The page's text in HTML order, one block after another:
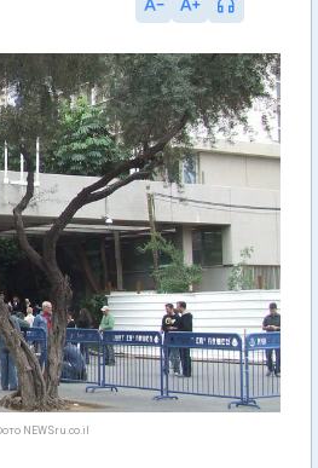
NEWSru.co.il